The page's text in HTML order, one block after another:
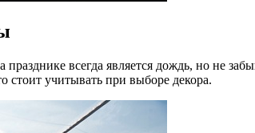
всегда является дождь, но не
учитывать при выборе декора.